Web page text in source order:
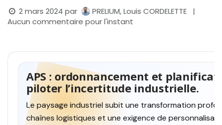
2 mars 2024 par PRELIUM, Louis CORDELETTE
|
Aucun commentaire pour l'instant
APS : ordonnancement et
piloter l’incertitude industrielle.
Le paysage industriel subit une transformation
chaînes logistiques et une exigence de